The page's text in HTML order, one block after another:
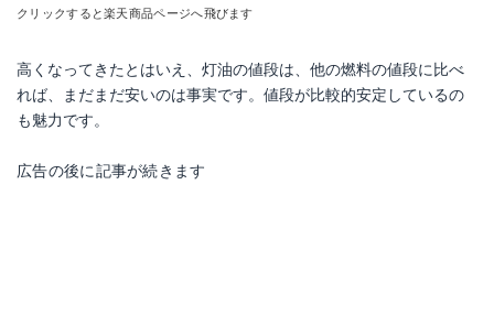
クリックすると楽天商品ページへ飛びます
高くなってきたとはいえ、灯油の値段は、他の燃料の値段に比べ
れば、まだまだ安いのは事実です。値段が比較的安定しているの
も魅力です。
広告の後に記事が続きます